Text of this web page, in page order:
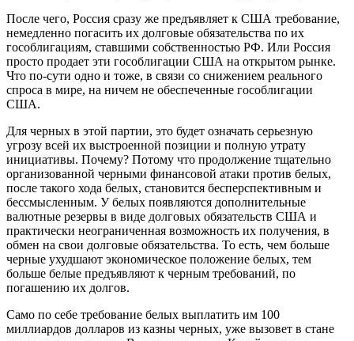
После чего, Россия сразу же предъявляет к США требование,
немедленно погасить их долговые обязательства по их
гособлигациям, ставшими собственностью РФ. Или Россия
просто продает эти гособлигации США на открытом рынке.
Что по-сути одно и тоже, в связи со снижением реального
спроса в мире, на ничем не обеспеченные гособлигации
США.
Для черных в этой партии, это будет означать серьезную
угрозу всей их выстроенной позиции и полную утрату
инициативы. Почему? Потому что продолжение тщательно
организованной черными финансовой атаки против белых,
после такого хода белых, становится бесперспективным и
бессмысленным. У белых появляются дополнительные
валютные резервы в виде долговых обязательств США и
практически неограниченная возможность их получения, в
обмен на свои долговые обязательства. То есть, чем больше
черные ухудшают экономическое положение белых, тем
больше белые предъявляют к черным требований, по
погашению их долгов.
Само по себе требование белых выплатить им 100
миллиардов долларов из казны черных, уже вызовет в стане